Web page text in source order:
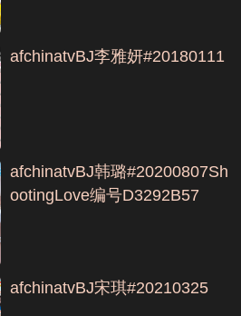
afchinatvBJ李雅妍#20180111
afchinatvBJ韩璐#20200807Sh
ootingLove编号D3292B57
afchinatvBJ宋琪#20210325